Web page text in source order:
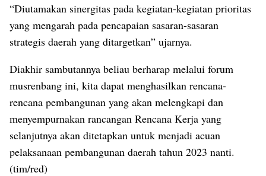
“Diutamakan sinergitas pada kegiatan-kegiatan prioritas
yang mengarah pada pencapaian sasaran-sasaran
strategis daerah yang ditargetkan” ujarnya.
Diakhir sambutannya beliau berharap melalui forum
musrenbang ini, kita dapat menghasilkan rencana-
rencana pembangunan yang akan melengkapi dan
menyempurnakan rancangan Rencana Kerja yang
selanjutnya akan ditetapkan untuk menjadi acuan
pelaksanaan pembangunan daerah tahun 2023 nanti.
(tim/red)